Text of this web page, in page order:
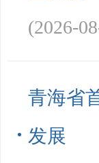
(2026-
青海省
发展